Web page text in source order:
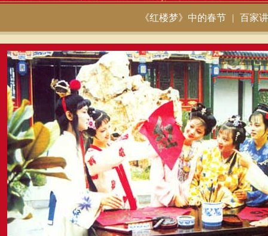
《红楼梦》中的春节 | 百家